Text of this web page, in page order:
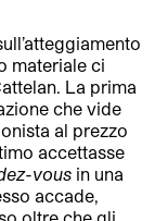
materiale ci
La prima
che vide
al prezzo
accettasse
vous in una
accade,